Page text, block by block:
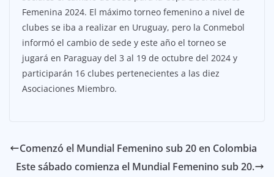
Femenina 2024. El máximo torneo femenino a nivel de
clubes se iba a realizar en Uruguay, pero la Conmebol
informó el cambio de sede y este año el torneo se
jugará en Paraguay del 3 al 19 de octubre del 2024 y
participarán 16 clubes pertenecientes a las diez
Asociaciones Miembro.
Comenzó el Mundial Femenino sub 20 en Colombia
Este sábado comienza el Mundial Femenino sub 20.